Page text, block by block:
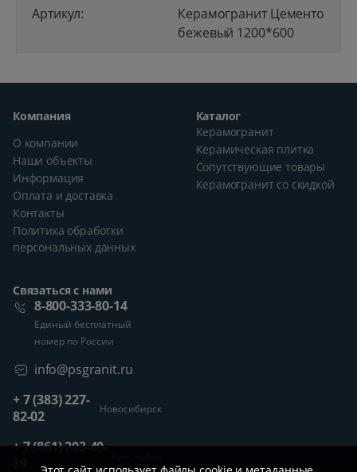
Артикул:
Керамогранит Цементо
бежевый 1200*600
Компания
О компании
Наши объекты
Информация
Оплата и доставка
Контакты
Политика обработки
персональных данных
Каталог
Керамогранит
Керамическая плитка
Сопутствующие товары
Керамогранит со скидкой
Связаться с нами
8-800-333-80-14
Единый бесплатный
номер по России
info@psgranit.ru
+ 7 (383) 227-
82-02
Новосибирск
+ 7 (861) 203-40-